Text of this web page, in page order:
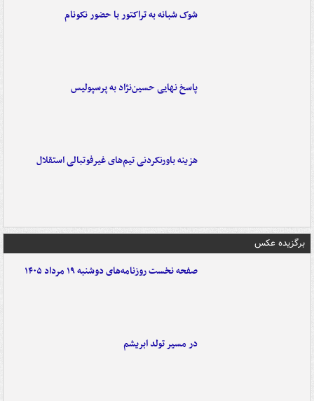
شوک شبانه به تراکتور با حضور نکونام
پاسخ نهایی حسین‌نژاد به پرسپولیس
هزینه باورنکردنی تیم‌های غیرفوتبالی استقلال
برگزیده عکس
صفحه نخست روزنامه‌های دوشنبه ۱۹ مرداد ۱۴۰۵
در مسیر تولد ابریشم